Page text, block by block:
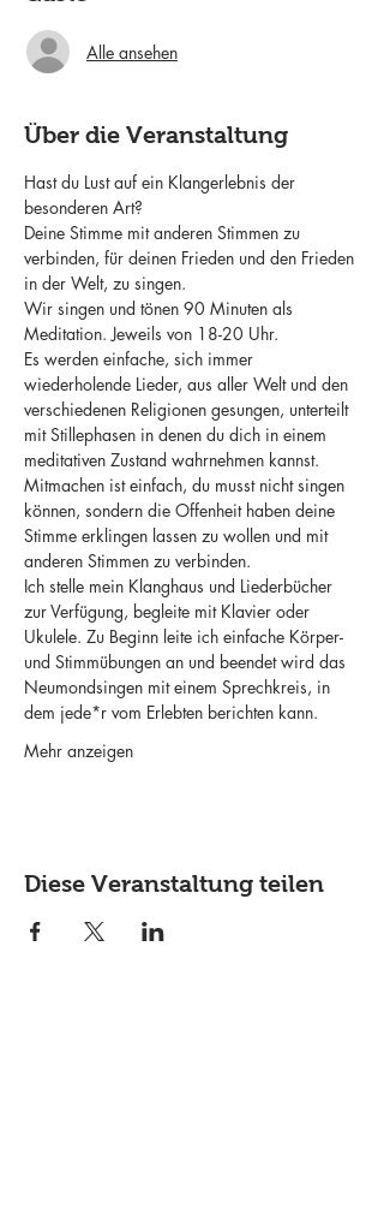
Alle ansehen
Über die Veranstaltung
Hast du Lust auf ein Klangerlebnis der
besonderen Art?
Deine Stimme mit anderen Stimmen zu
verbinden, für deinen Frieden und den Frieden
in der Welt, zu singen.
Wir singen und tönen 90 Minuten als
Meditation. Jeweils von 18-20 Uhr.
Es werden einfache, sich immer
wiederholende Lieder, aus aller Welt und den
verschiedenen Religionen gesungen, unterteilt
mit Stillephasen in denen du dich in einem
meditativen Zustand wahrnehmen kannst.
Mitmachen ist einfach, du musst nicht singen
können, sondern die Offenheit haben deine
Stimme erklingen lassen zu wollen und mit
anderen Stimmen zu verbinden.
Ich stelle mein Klanghaus und Liederbücher
zur Verfügung, begleite mit Klavier oder
Ukulele. Zu Beginn leite ich einfache Körper-
und Stimmübungen an und beendet wird das
Neumondsingen mit einem Sprechkreis, in
dem jede*r vom Erlebten berichten kann.
Mehr anzeigen
Diese Veranstaltung teilen